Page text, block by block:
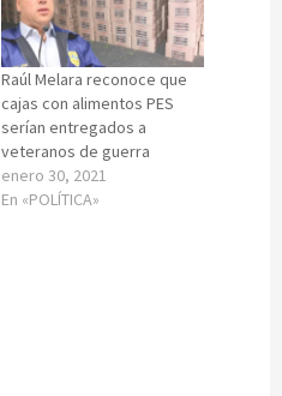
Raúl Melara reconoce que
cajas con alimentos PES
serían entregados a
veteranos de guerra
enero 30, 2021
En «POLÍTICA»